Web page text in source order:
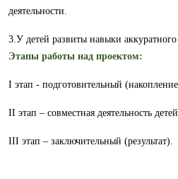
деятельности.
3.У детей развиты навыки
Этапы работы над проектом:
I этап - подготовительный
II этап – совместная деятельность
III этап – заключительный (результат).